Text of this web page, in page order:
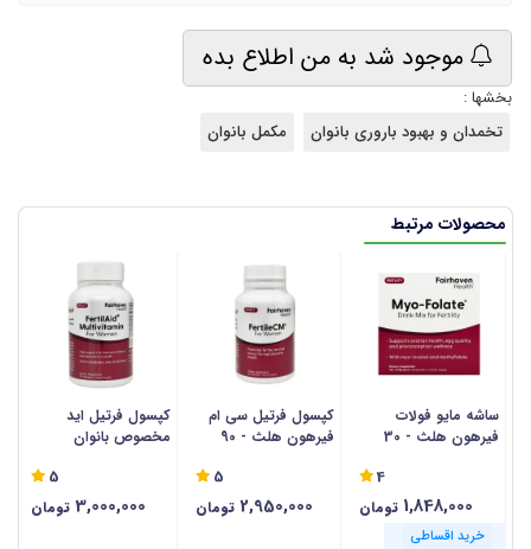
موجود شد به من اطلاع بده
بخشها :
تخمدان و بهبود باروری بانوان
مکمل بانوان
محصولات مرتبط
ساشه مایو فولات
فیرهون هلث - 30
4
1,848,000 تومان
خرید اقساطی
کپسول فرتیل سی ام
فیرهون هلث - 90
5
2,950,000 تومان
خرید اقساطی
کپسول فرتیل اید
مخصوص بانوان
5
3,000,000 تومان
خرید اقساطی
خرید اقساطی
خرید اقساطی
خرید اقساطی